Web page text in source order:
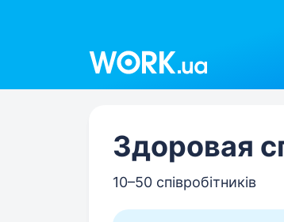
Здоровая
10–50 співробітників